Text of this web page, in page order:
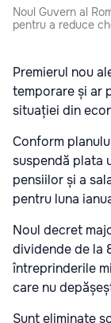
Noul Guvern al
pentru a reduce
Premierul nou
temporare și ar
situației din
Conform
suspendă plata
pensiilor și a
pentru luna
Noul decret
dividende de la
întreprinderile
care nu
Sunt eliminate